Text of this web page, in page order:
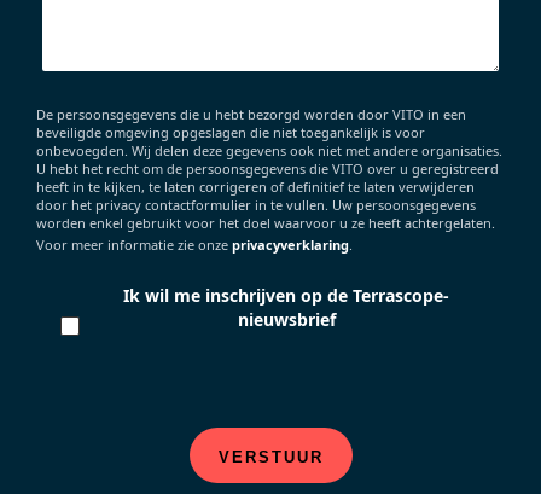
De persoonsgegevens die u hebt bezorgd worden door VITO in een
beveiligde omgeving opgeslagen die niet toegankelijk is voor
onbevoegden. Wij delen deze gegevens ook niet met andere organisaties.
U hebt het recht om de persoonsgegevens die VITO over u geregistreerd
heeft in te kijken, te laten corrigeren of definitief te laten verwijderen
door het privacy contactformulier in te vullen. Uw persoonsgegevens
worden enkel gebruikt voor het doel waarvoor u ze heeft achtergelaten.
Voor meer informatie zie onze privacyverklaring.
Ik wil me inschrijven op de Terrascope-
nieuwsbrief
VERSTUUR